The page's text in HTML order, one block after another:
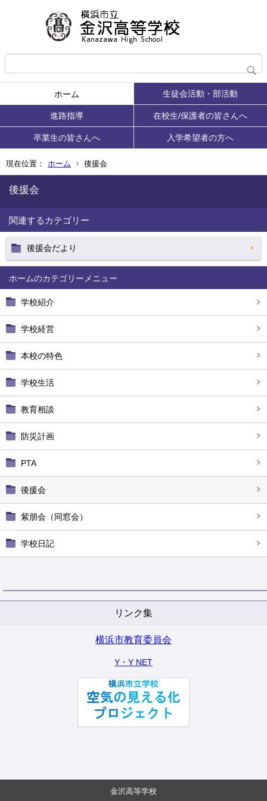
ホーム 生徒会活動・部活動
進路指導 在校生/保護者の皆さんへ
卒業生の皆さんへ 入学希望者の方へ
現在位置： ホーム 後援会
ホーム
学校紹介
学校経営
本校の特色
学校生活
教育相談
防災計画
PTA
後援会
紫朋会（同窓会）
学校日記
リンク集
横浜市教育委員会
Y・Y NET
後援会
関連するカテゴリー
後援会だより
金沢高等学校